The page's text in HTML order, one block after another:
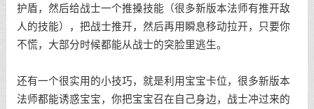
护盾，然后给战士一个推搡技能（很多新版本法师有推开敌
人的技能），把战士推开，然后再用瞬息移动拉开，只要你
不慌，大部分时候都能从战士的突脸里逃生。
还有一个很实用的小技巧，就是利用宝宝卡位，很多新版本
法师都能诱惑宝宝，你把宝宝召在自己身边，战士冲过来的